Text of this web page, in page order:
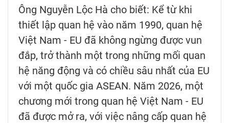
Ông Nguyễn Lộc Hà cho biết: Kể từ khi
thiết lập quan hệ vào năm 1990, quan hệ
Việt Nam - EU đã không ngừng được vun
đắp, trở thành một trong những mối quan
hệ năng động và có chiều sâu nhất của EU
với một quốc gia ASEAN. Năm 2026, một
chương mới trong quan hệ Việt Nam - EU
đã được mở ra, với việc nâng cấp quan hệ